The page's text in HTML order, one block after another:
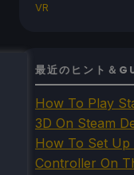
VR
最近のヒント＆
How To Play
3D On Steam
How To Set Up
Controller On